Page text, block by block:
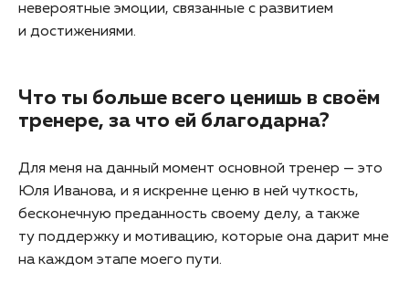
невероятные эмоции, связанные с развитием
и достижениями.
Что ты больше всего ценишь в своём
тренере, за что ей благодарна?
Для меня на данный момент основной тренер — это
Юля Иванова, и я искренне ценю в ней чуткость,
бесконечную преданность своему делу, а также
ту поддержку и мотивацию, которые она дарит мне
на каждом этапе моего пути.